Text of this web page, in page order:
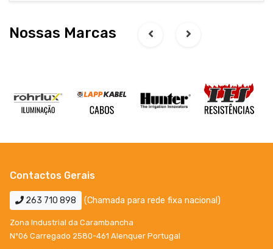
Nossas Marcas
Contactos Gerais
263 710 898 (Chamada para rede fixa nacional)
Zona Industrial da Carambancha
Nº06 Carregado 2580-461 Alenquer Portugal